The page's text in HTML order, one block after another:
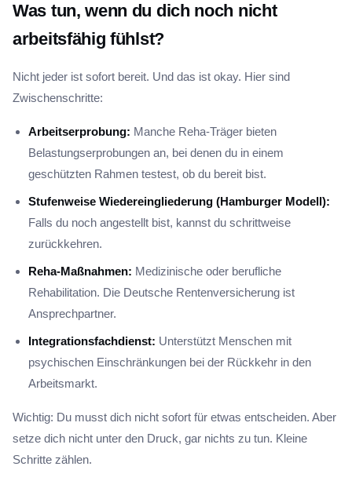
Was tun, wenn du dich noch nicht
arbeitsfähig fühlst?
Nicht jeder ist sofort bereit. Und das ist okay. Hier sind
Zwischenschritte:
Arbeitserprobung: Manche Reha-Träger bieten
Belastungserprobungen an, bei denen du in einem
geschützten Rahmen testest, ob du bereit bist.
Stufenweise Wiedereingliederung (Hamburger Modell):
Falls du noch angestellt bist, kannst du schrittweise
zurückkehren.
Reha-Maßnahmen: Medizinische oder berufliche
Rehabilitation. Die Deutsche Rentenversicherung ist
Ansprechpartner.
Integrationsfachdienst: Unterstützt Menschen mit
psychischen Einschränkungen bei der Rückkehr in den
Arbeitsmarkt.
Wichtig: Du musst dich nicht sofort für etwas entscheiden. Aber
setze dich nicht unter den Druck, gar nichts zu tun. Kleine
Schritte zählen.